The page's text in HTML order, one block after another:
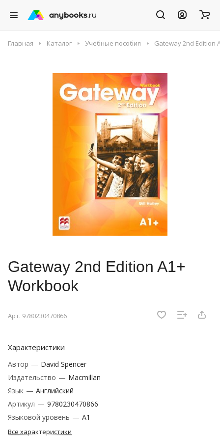
Главная Каталог Учебные пособия Gateway 2nd Edition
Gateway 2nd Edition A1+
Workbook
Арт. 9780230470866
Характеристики
Автор — David Spencer
Издательство — Macmillan
Язык — Английский
Артикул — 9780230470866
Языковой уровень — A1
Все характеристики